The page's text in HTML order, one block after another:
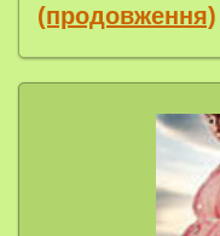
(продовження)